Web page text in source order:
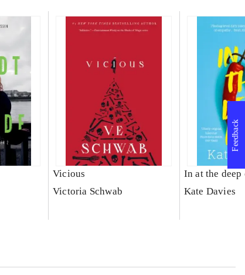
Vicious
Victoria Schwab
In at the deep
Kate Davies
Feedback